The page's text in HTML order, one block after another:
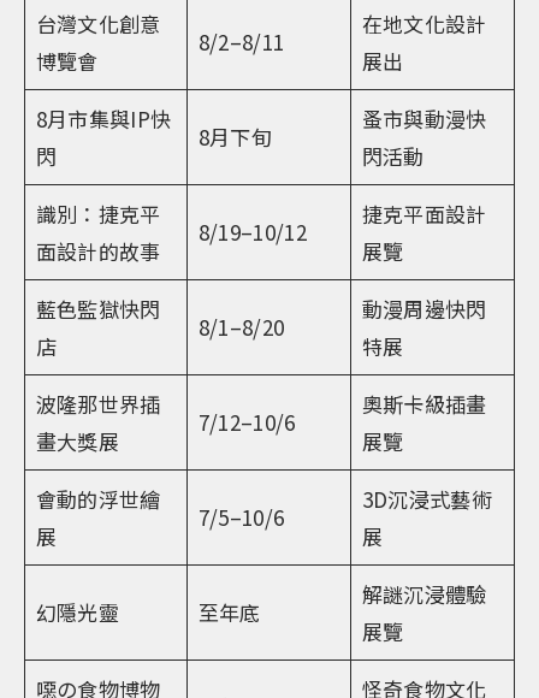
台灣文化創意
博覽會
8/2–8/11
在地文化設計
展出
8月市集與IP快
閃
8月下旬
蚤市與動漫快
閃活動
識別：捷克平
面設計的故事
8/19–10/12
捷克平面設計
展覽
藍色監獄快閃
店
8/1–8/20
動漫周邊快閃
特展
波隆那世界插
畫大獎展
7/12–10/6
奧斯卡級插畫
展覽
會動的浮世繪
展
7/5–10/6
3D沉浸式藝術
展
幻隱光靈 至年底
解謎沉浸體驗
展覽
噁の食物博物
怪奇食物文化